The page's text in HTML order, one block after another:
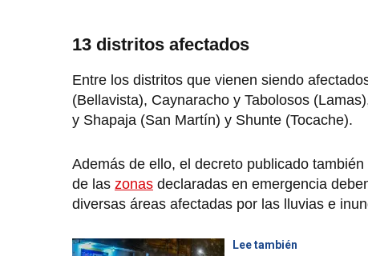
13 distritos afectados
Entre los distritos que vienen siendo
(Bellavista), Caynaracho y Tabolosos
y Shapaja (San Martín) y Shunte (Tocache).
Además de ello, el decreto publicado
de las zonas declaradas en emergencia
diversas áreas afectadas por las lluvias e
Lee también